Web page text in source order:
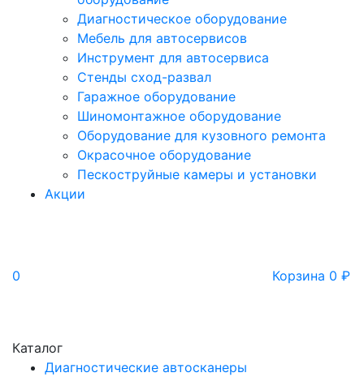
Диагностическое оборудование
Мебель для автосервисов
Инструмент для автосервиса
Стенды сход-развал
Гаражное оборудование
Шиномонтажное оборудование
Оборудование для кузовного ремонта
Окрасочное оборудование
Пескоструйные камеры и установки
Акции
0 Корзина 0 ₽
Каталог
Диагностические автосканеры